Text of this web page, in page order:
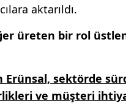
aktarıldı.
üreten bir rol
Erünsal, sektörde
ve müşteri